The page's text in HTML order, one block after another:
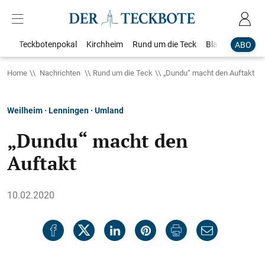
ABO
Teckbotenpokal Kirchheim Rund um die Teck Blaulicht
Home Nachrichten Rund um die Teck „Dundu“ macht den Auftakt
Weilheim · Lenningen · Umland
„Dundu“ macht den
Auftakt
10.02.2020